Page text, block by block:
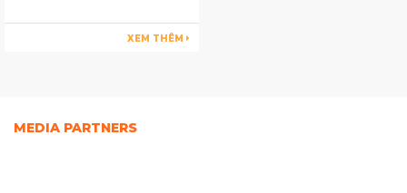
XEM THÊM
MEDIA PARTNERS